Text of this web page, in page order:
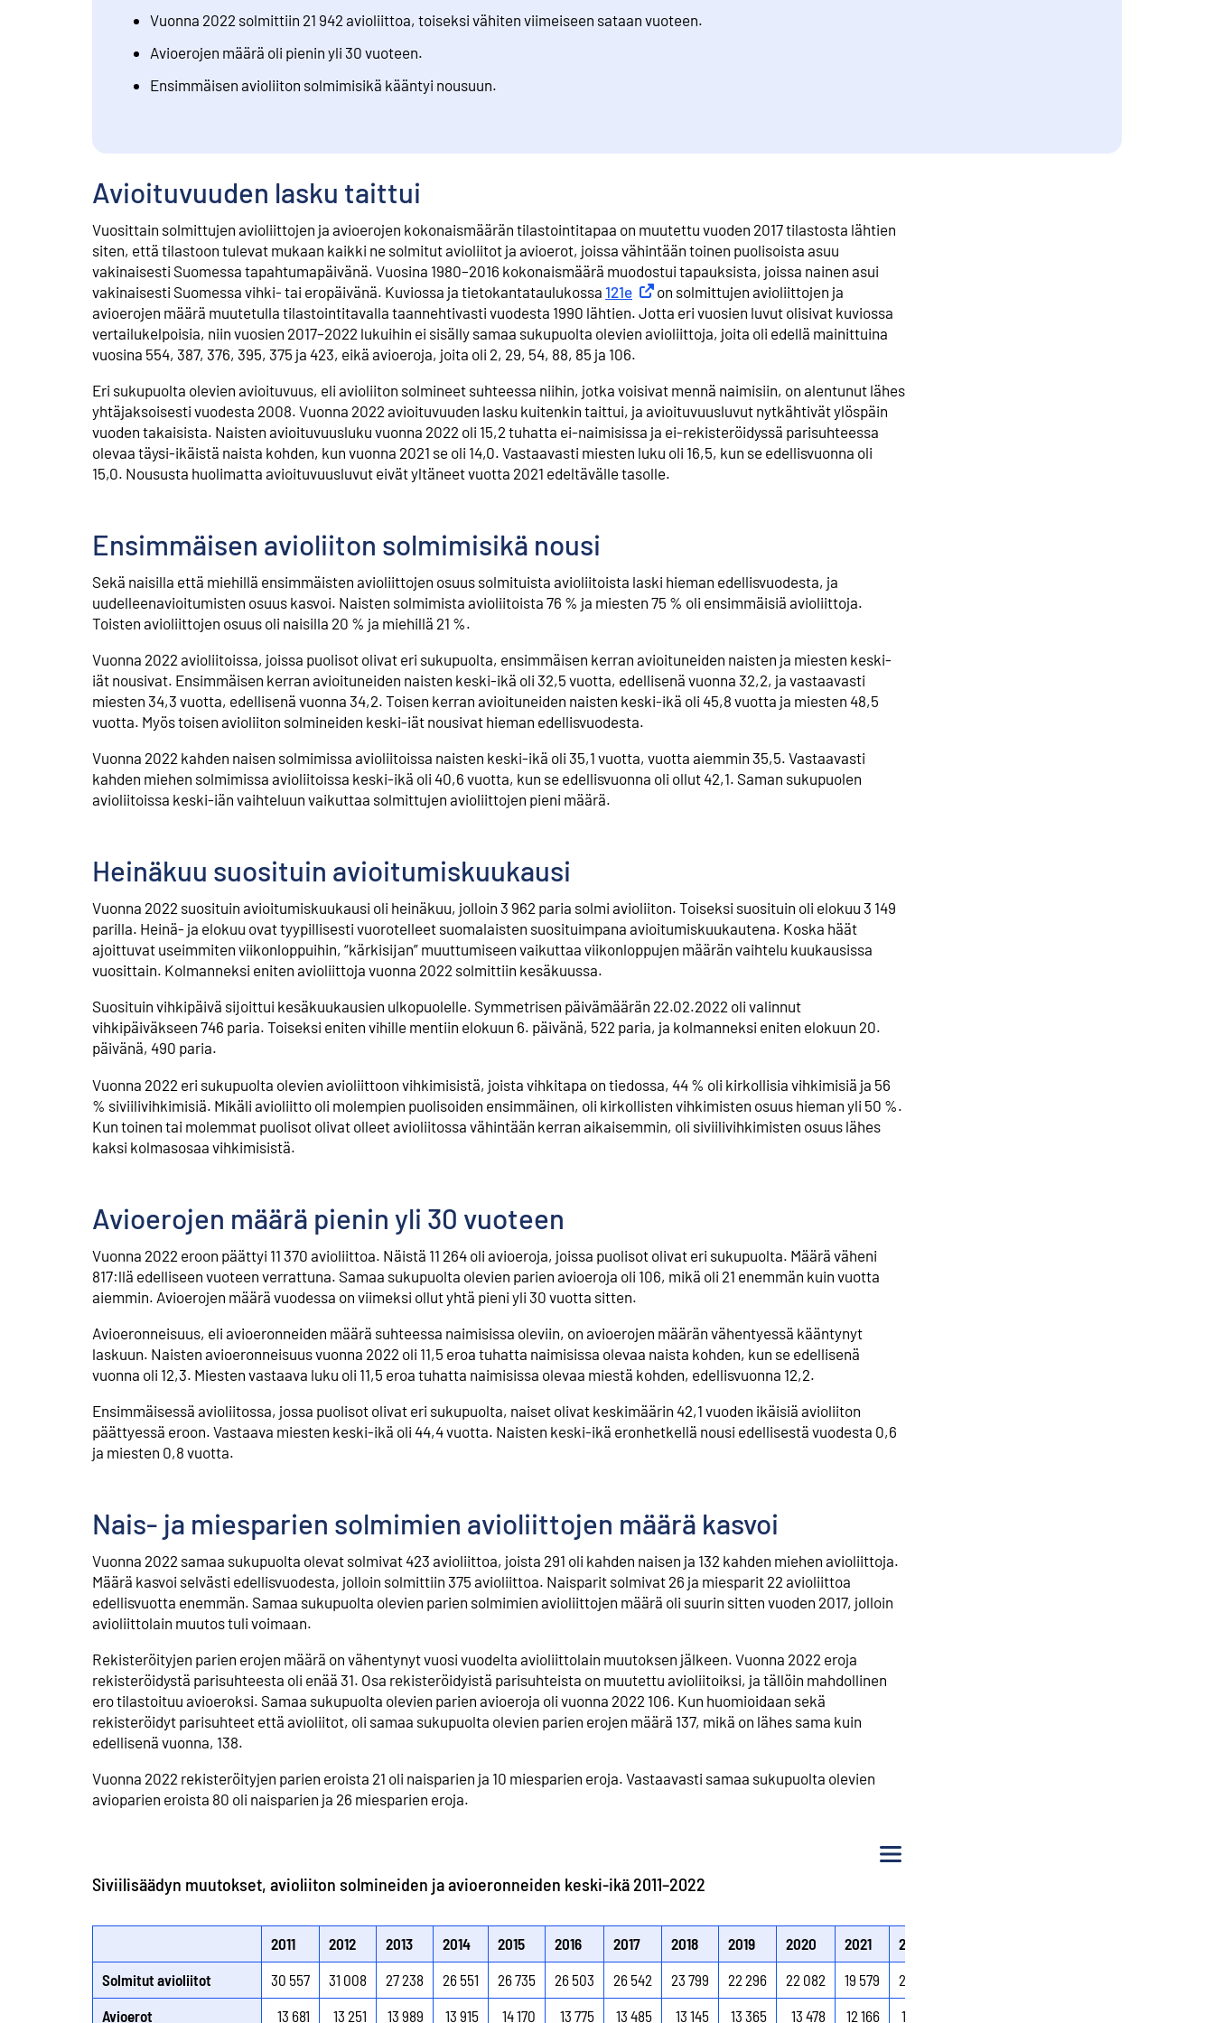
Vuonna 2022 solmittiin 21 942 avioliittoa, toiseksi vähiten viimeiseen sataan vuoteen.
Avioerojen määrä oli pienin yli 30 vuoteen.
Ensimmäisen avioliiton solmimisikä kääntyi nousuun.
Avioituvuuden lasku taittui
Vuosittain solmittujen avioliittojen ja avioerojen kokonaismäärän tilastointitapaa on muutettu vuoden 2017 tilastosta lähtien
siten, että tilastoon tulevat mukaan kaikki ne solmitut avioliitot ja avioerot, joissa vähintään toinen puolisoista asuu
vakinaisesti Suomessa tapahtumapäivänä. Vuosina 1980–2016 kokonaismäärä muodostui tapauksista, joissa nainen asui
vakinaisesti Suomessa vihki- tai eropäivänä. Kuviossa ja tietokantataulukossa 121e Ulkoinen linkki
on solmittujen avioliittojen ja
avioerojen määrä muutetulla tilastointitavalla taannehtivasti vuodesta 1990 lähtien. Jotta eri vuosien luvut olisivat kuviossa
vertailukelpoisia, niin vuosien 2017–2022 lukuihin ei sisälly samaa sukupuolta olevien avioliittoja, joita oli edellä mainittuina
vuosina 554, 387, 376, 395, 375 ja 423, eikä avioeroja, joita oli 2, 29, 54, 88, 85 ja 106.
Eri sukupuolta olevien avioituvuus, eli avioliiton solmineet suhteessa niihin, jotka voisivat mennä naimisiin, on alentunut lähes
yhtäjaksoisesti vuodesta 2008. Vuonna 2022 avioituvuuden lasku kuitenkin taittui, ja avioituvuusluvut nytkähtivät ylöspäin
vuoden takaisista. Naisten avioituvuusluku vuonna 2022 oli 15,2 tuhatta ei-naimisissa ja ei-rekisteröidyssä parisuhteessa
olevaa täysi-ikäistä naista kohden, kun vuonna 2021 se oli 14,0. Vastaavasti miesten luku oli 16,5, kun se edellisvuonna oli
15,0. Noususta huolimatta avioituvuusluvut eivät yltäneet vuotta 2021 edeltävälle tasolle.
Ensimmäisen avioliiton solmimisikä nousi
Sekä naisilla että miehillä ensimmäisten avioliittojen osuus solmituista avioliitoista laski hieman edellisvuodesta, ja
uudelleenavioitumisten osuus kasvoi. Naisten solmimista avioliitoista 76 % ja miesten 75 % oli ensimmäisiä avioliittoja.
Toisten avioliittojen osuus oli naisilla 20 % ja miehillä 21 %.
Vuonna 2022 avioliitoissa, joissa puolisot olivat eri sukupuolta, ensimmäisen kerran avioituneiden naisten ja miesten keski-
iät nousivat. Ensimmäisen kerran avioituneiden naisten keski-ikä oli 32,5 vuotta, edellisenä vuonna 32,2, ja vastaavasti
miesten 34,3 vuotta, edellisenä vuonna 34,2. Toisen kerran avioituneiden naisten keski-ikä oli 45,8 vuotta ja miesten 48,5
vuotta. Myös toisen avioliiton solmineiden keski-iät nousivat hieman edellisvuodesta.
Vuonna 2022 kahden naisen solmimissa avioliitoissa naisten keski-ikä oli 35,1 vuotta, vuotta aiemmin 35,5. Vastaavasti
kahden miehen solmimissa avioliitoissa keski-ikä oli 40,6 vuotta, kun se edellisvuonna oli ollut 42,1. Saman sukupuolen
avioliitoissa keski-iän vaihteluun vaikuttaa solmittujen avioliittojen pieni määrä.
Heinäkuu suosituin avioitumiskuukausi
Vuonna 2022 suosituin avioitumiskuukausi oli heinäkuu, jolloin 3 962 paria solmi avioliiton. Toiseksi suosituin oli elokuu 3 149
parilla. Heinä- ja elokuu ovat tyypillisesti vuorotelleet suomalaisten suosituimpana avioitumiskuukautena. Koska häät
ajoittuvat useimmiten viikonloppuihin, “kärkisijan” muuttumiseen vaikuttaa viikonloppujen määrän vaihtelu kuukausissa
vuosittain. Kolmanneksi eniten avioliittoja vuonna 2022 solmittiin kesäkuussa.
Suosituin vihkipäivä sijoittui kesäkuukausien ulkopuolelle. Symmetrisen päivämäärän 22.02.2022 oli valinnut
vihkipäiväkseen 746 paria. Toiseksi eniten vihille mentiin elokuun 6. päivänä, 522 paria, ja kolmanneksi eniten elokuun 20.
päivänä, 490 paria.
Vuonna 2022 eri sukupuolta olevien avioliittoon vihkimisistä, joista vihkitapa on tiedossa, 44 % oli kirkollisia vihkimisiä ja 56
% siviilivihkimisiä. Mikäli avioliitto oli molempien puolisoiden ensimmäinen, oli kirkollisten vihkimisten osuus hieman yli 50 %.
Kun toinen tai molemmat puolisot olivat olleet avioliitossa vähintään kerran aikaisemmin, oli siviilivihkimisten osuus lähes
kaksi kolmasosaa vihkimisistä.
Avioerojen määrä pienin yli 30 vuoteen
Vuonna 2022 eroon päättyi 11 370 avioliittoa. Näistä 11 264 oli avioeroja, joissa puolisot olivat eri sukupuolta. Määrä väheni
817:llä edelliseen vuoteen verrattuna. Samaa sukupuolta olevien parien avioeroja oli 106, mikä oli 21 enemmän kuin vuotta
aiemmin. Avioerojen määrä vuodessa on viimeksi ollut yhtä pieni yli 30 vuotta sitten.
Avioeronneisuus, eli avioeronneiden määrä suhteessa naimisissa oleviin, on avioerojen määrän vähentyessä kääntynyt
laskuun. Naisten avioeronneisuus vuonna 2022 oli 11,5 eroa tuhatta naimisissa olevaa naista kohden, kun se edellisenä
vuonna oli 12,3. Miesten vastaava luku oli 11,5 eroa tuhatta naimisissa olevaa miestä kohden, edellisvuonna 12,2.
Ensimmäisessä avioliitossa, jossa puolisot olivat eri sukupuolta, naiset olivat keskimäärin 42,1 vuoden ikäisiä avioliiton
päättyessä eroon. Vastaava miesten keski-ikä oli 44,4 vuotta. Naisten keski-ikä eronhetkellä nousi edellisestä vuodesta 0,6
ja miesten 0,8 vuotta.
Nais- ja miesparien solmimien avioliittojen määrä kasvoi
Vuonna 2022 samaa sukupuolta olevat solmivat 423 avioliittoa, joista 291 oli kahden naisen ja 132 kahden miehen avioliittoja.
Määrä kasvoi selvästi edellisvuodesta, jolloin solmittiin 375 avioliittoa. Naisparit solmivat 26 ja miesparit 22 avioliittoa
edellisvuotta enemmän. Samaa sukupuolta olevien parien solmimien avioliittojen määrä oli suurin sitten vuoden 2017, jolloin
avioliittolain muutos tuli voimaan.
Rekisteröityjen parien erojen määrä on vähentynyt vuosi vuodelta avioliittolain muutoksen jälkeen. Vuonna 2022 eroja
rekisteröidystä parisuhteesta oli enää 31. Osa rekisteröidyistä parisuhteista on muutettu avioliitoiksi, ja tällöin mahdollinen
ero tilastoituu avioeroksi. Samaa sukupuolta olevien parien avioeroja oli vuonna 2022 106. Kun huomioidaan sekä
rekisteröidyt parisuhteet että avioliitot, oli samaa sukupuolta olevien parien erojen määrä 137, mikä on lähes sama kuin
edellisenä vuonna, 138.
Vuonna 2022 rekisteröityjen parien eroista 21 oli naisparien ja 10 miesparien eroja. Vastaavasti samaa sukupuolta olevien
avioparien eroista 80 oli naisparien ja 26 miesparien eroja.
Siviilisäädyn muutokset, avioliiton solmineiden ja avioeronneiden keski-ikä 2011–2022
2011 2012 2013 2014 2015 2016 2017 2018 2019 2020 2021
2022
Solmitut avioliitot
30 557 31 008 27 238 26 551 26 735 26 503 26 542 23 799 22 296 22 082 19 579
21 942
Avioerot
13 681 13 251 13 989 13 915 14 170 13 775 13 485 13 145 13 365 13 478 12 166 11 370